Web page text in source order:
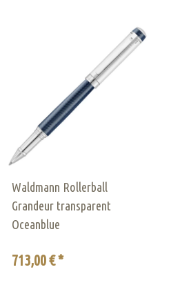
Waldmann Rollerball
Grandeur transparent
Oceanblue
713,00 € *